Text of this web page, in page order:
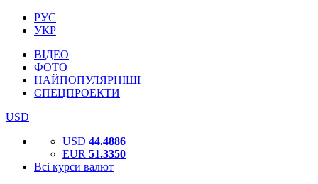
РУС
УКР
ВІДЕО
ФОТО
НАЙПОПУЛЯРНІШІ
СПЕЦПРОЕКТИ
USD
USD 44.4886
EUR 51.3350
Всі курси валют